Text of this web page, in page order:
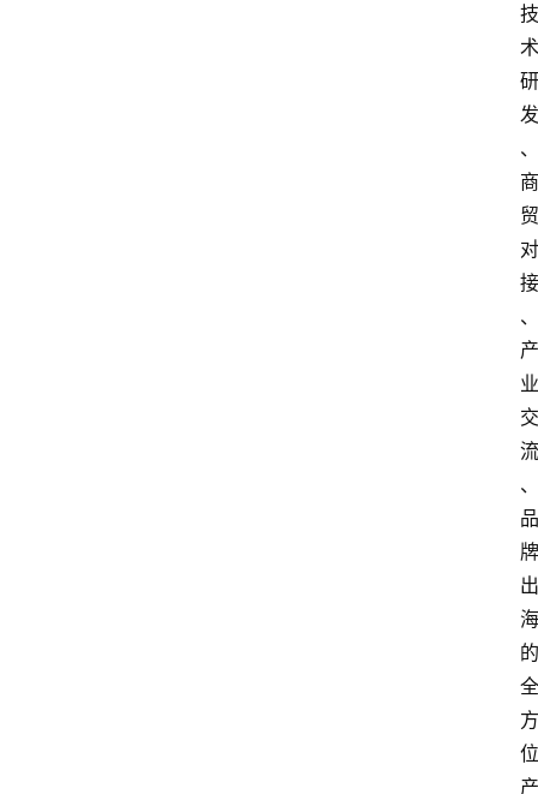
技
术
研
发
、
商
贸
对
接
、
产
业
交
流
、
品
牌
出
海
的
全
方
位
产